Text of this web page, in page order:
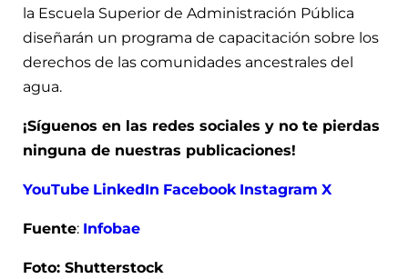
la Escuela Superior de Administración Pública
diseñarán un programa de capacitación sobre los
derechos de las comunidades ancestrales del
agua.
¡Síguenos en las redes sociales y no te pierdas
ninguna de nuestras publicaciones!
YouTube LinkedIn Facebook Instagram X
Fuente: Infobae
Foto: Shutterstock